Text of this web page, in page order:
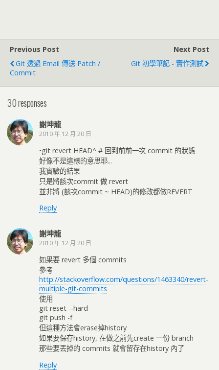
Previous Post
Git 透過 Email 傳送 Patch /
Commit
Next Post
Git 初學筆記 - 實作測試
30 responses
謝坤龍
2010 年 12 月 20 日
•git revert HEAD^ # 回到前前一次 commit 的狀態
好像不是這樣的意思耶...
我實驗的結果
只是將該次commit 做 revert
並非將 (該次commit ~ HEAD)的修改都做REVERT
Reply
謝坤龍
2010 年 12 月 20 日
如果要 revert 多個 commits
參考
http://stackoverflow.com/questions/1463340/revert-
multiple-git-commits
使用
git reset --hard
git push -f
但這種方法會erase掉history
如果要保存history, 在做之前先create 一份 branch
那些要丟掉的 commits 就會留存在history 內了
Reply